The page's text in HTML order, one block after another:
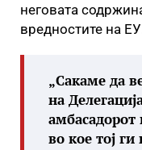
неговата
вредностите на
„Сакаме да
на
амбасадорот
во кое тој